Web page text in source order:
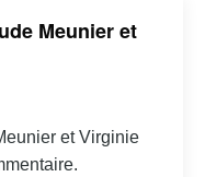
Meunier et
et Virginie